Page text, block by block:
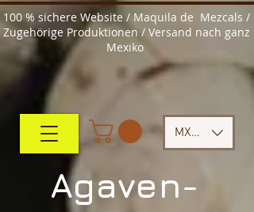
100 % sichere Website / Maquila de Mezcals /
Zugehörige Produktionen / Versand nach ganz
Mexiko
MXN ($)
Agaven-